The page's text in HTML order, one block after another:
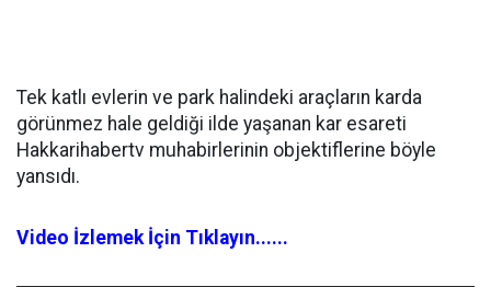
Tek katlı evlerin ve park halindeki araçların karda
görünmez hale geldiği ilde yaşanan kar esareti
Hakkarihabertv muhabirlerinin objektiflerine böyle
yansıdı.
Video İzlemek İçin Tıklayın......